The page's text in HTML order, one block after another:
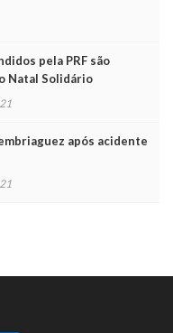
pela PRF são
Natal Solidário
após acidente